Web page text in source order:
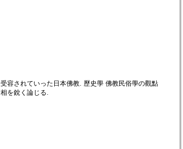
容されていった日本佛教. 歷史學 佛教民俗學の觀點
を銳く論じる.